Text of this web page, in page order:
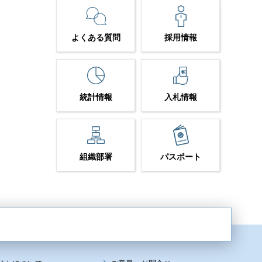
よくある質問 採用情報
統計情報 入札情報
組織部署 パスポート